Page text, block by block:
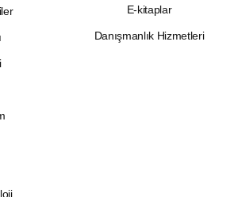
E-kitaplar
Danışmanlık Hizmetleri